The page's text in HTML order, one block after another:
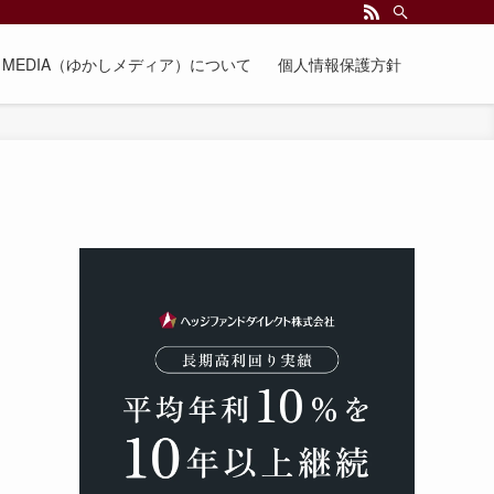
（ゆかしメディア）について 個人情報保護方針